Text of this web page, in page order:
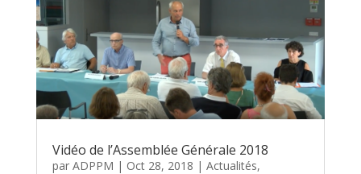
Vidéo de l’Assemblée Générale 2018
par ADPPM | Oct 28, 2018 | Actualités,